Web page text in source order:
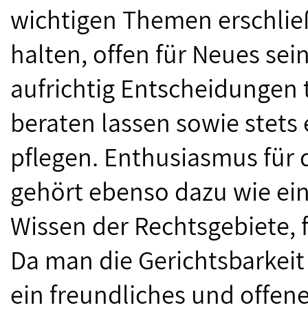
wichtigen Themen
halten, offen für Neues
aufrichtig
beraten lassen sowie
pflegen. Enthusiasmus für
gehört ebenso dazu wie
Wissen der
Da man die
ein freundliches und